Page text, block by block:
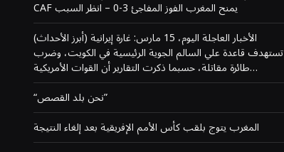
CAF يمنح المغرب الفوز المفاجئ 3-0 – انظر السبب
(أبرز الأحداث) الأخبار العاجلة اليوم، 15 مارس: غارة إيرانية
تستهدف قاعدة علي السالم الجوية الرئيسية في الكويت، وضرب
طائرة مقاتلة، حسبما ذكرت التقارير أن القوات الأمريكية…
“نحن بلد القصص”
المغرب يتوج بلقب كأس الأمم الإفريقية بعد إلغاء النتيجة